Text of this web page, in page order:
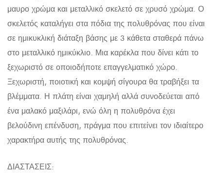
μαυρο χρώμα και μεταλλικό σκελετό σε χρυσό χρώμα. Ο
σκελετός καταλήγει στα πόδια της πολυθρόνας που είναι
σε ημικυκλική διάταξη βάσης με 3 κάθετα σταθερά πάνω
στο μεταλλικό ημικύκλιο. Μια καρέκλα που δίνει κάτι το
ξεχωριστό σε οποιοδήποτε επαγγελματικό χώρο.
Ξεχωριστή, ποιοτική και κομψή σίγουρα θα τραβήξει τα
βλέμματα. Η πλάτη είναι χαμηλή αλλά συνοδεύεται από
ένα μαλακό μαξιλάρι, ενώ όλη η πολυθρόνα έχει
βελούδινη επένδυση, πράγμα που επιτείνει τον ιδιαίτερο
χαρακτήρα αυτής της πολυθρόνας.
ΔΙΑΣΤΑΣΕΙΣ: